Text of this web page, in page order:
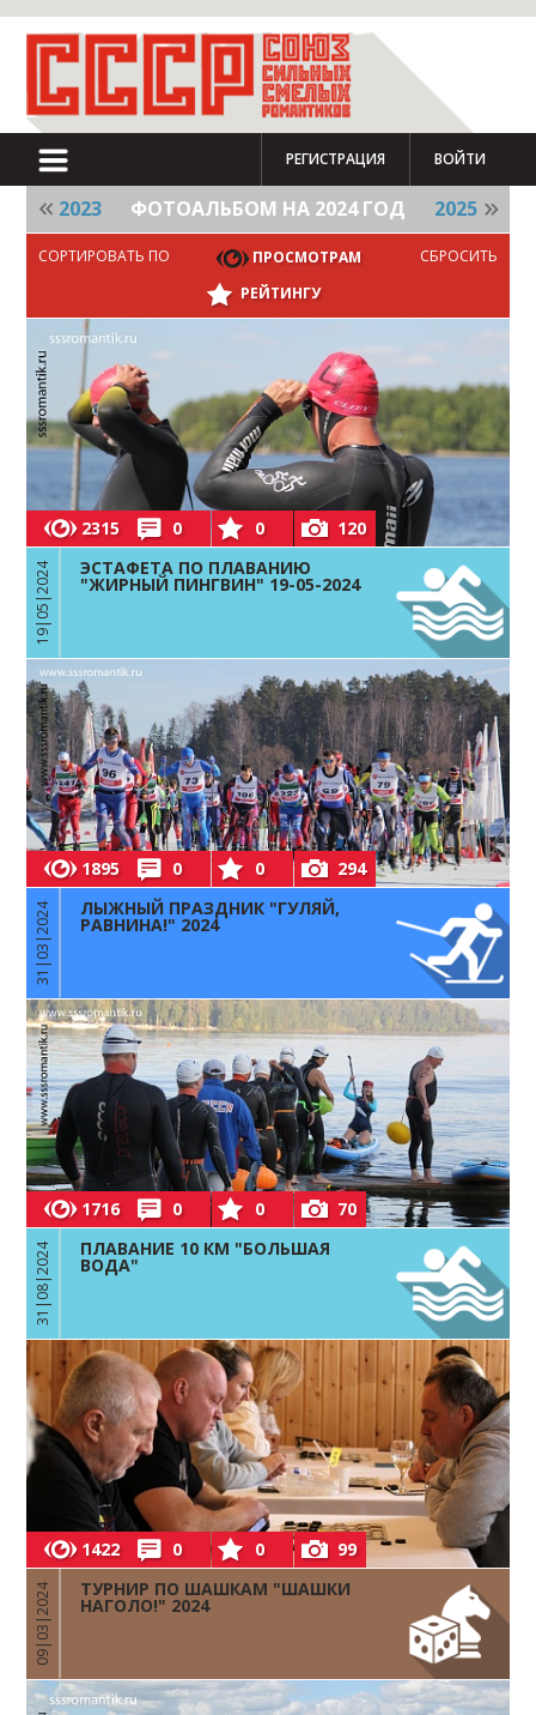
РЕГИСТРАЦИЯ ВОЙТИ
2023 2025
ФОТОАЛЬБОМ НА 2024 ГОД
СОРТИРОВАТЬ ПО СБРОСИТЬ
ПРОСМОТРАМ
РЕЙТИНГУ
2315 0 0 120
19|05|2024 ЭСТАФЕТА ПО ПЛАВАНИЮ
"ЖИРНЫЙ ПИНГВИН" 19-05-2024
1895 0 0 294
31|03|2024 ЛЫЖНЫЙ ПРАЗДНИК "ГУЛЯЙ,
РАВНИНА!" 2024
1716 0 0 70
31|08|2024 ПЛАВАНИЕ 10 КМ "БОЛЬШАЯ
ВОДА"
1422 0 0 99
09|03|2024 ТУРНИР ПО ШАШКАМ "ШАШКИ
НАГОЛО!" 2024